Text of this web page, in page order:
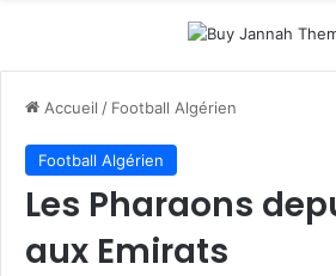
Accueil / Football Algérien
Football Algérien
Les Pharaons
aux Emirats